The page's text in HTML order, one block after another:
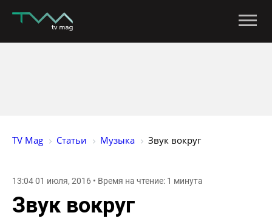
TV Mag Статьи Музыка Звук вокруг
13:04 01 июля, 2016 • Время на чтение: 1 минута
Звук вокруг